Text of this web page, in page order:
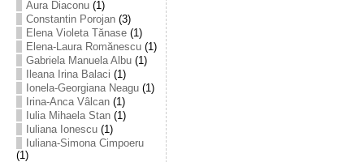
Aura Diaconu(1)
Constantin Porojan(3)
Elena Violeta Tănase(1)
Elena-Laura Romănescu(1)
Gabriela Manuela Albu(1)
Ileana Irina Balaci (1)
Ionela-Georgiana Neagu(1)
Irina-Anca Vâlcan(1)
Iulia Mihaela Stan(1)
Iuliana Ionescu(1)
Iuliana-Simona Cimpoeru
(1)